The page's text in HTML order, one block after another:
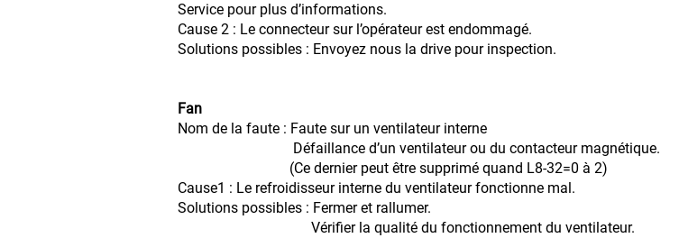
Service pour plus d’informations.
Cause 2 : Le connecteur sur l’opérateur est endommagé.
Solutions possibles : Envoyez nous la drive pour inspection.
Fan
Nom de la faute : Faute sur un ventilateur interne
Défaillance d’un ventilateur ou du contacteur magnétique.
(Ce dernier peut être supprimé quand L8-32=0 à 2)
Cause1 : Le refroidisseur interne du ventilateur fonctionne mal.
Solutions possibles : Fermer et rallumer.
Vérifier la qualité du fonctionnement du ventilateur.